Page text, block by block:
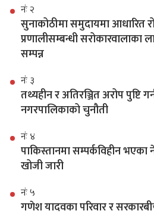
नंः २
सुनाकोठीमा समुदायमा आधारित
प्रणालीसम्बन्धी
सम्पन्न
नंः ३
तथ्यहीन र अतिरञ्जित अरोप पुष्टि
नगरपालिकाको चुनौती
नंः ४
पाकिस्तानमा सम्पर्कविहीन
खोजी जारी
नंः ५
गणेश यादवका परिवार र